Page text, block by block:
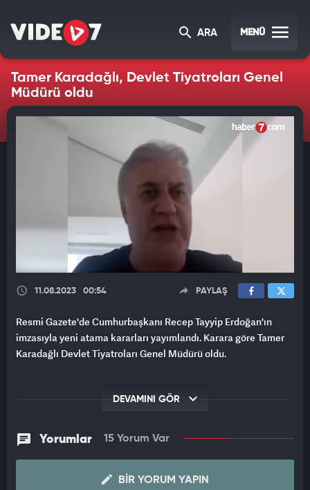
ARA MENÜ
Tamer Karadağlı, Devlet Tiyatroları Genel
Müdürü oldu
11.08.2023 00:54 PAYLAŞ
Resmi Gazete'de Cumhurbaşkanı Recep Tayyip Erdoğan'ın
imzasıyla yeni atama kararları yayımlandı. Karara göre Tamer
Karadağlı Devlet Tiyatroları Genel Müdürü oldu.
DEVAMINI GÖR
Yorumlar 15 Yorum Var
BIR YORUM YAPIN